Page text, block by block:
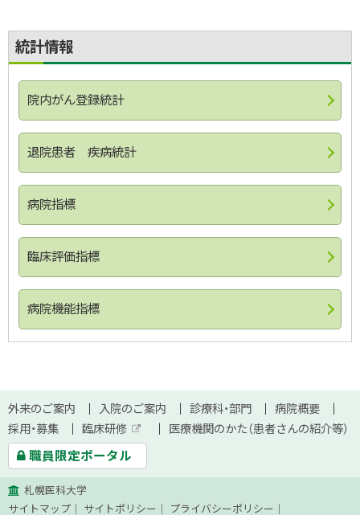
ト
ッ
プ
戻
る
統計情報
院内がん登録統計
退院患者 疾病統計
病院指標
臨床評価指標
病院機能指標
ッ
プ
に
戻
本
文
へ
サ
イ
ト
マ
外来のご案内 入院のご案内 診療科・部門
病院概要
採用・募集
臨床研修
外
サ
医療機関のかた（患者さんの紹介等）
職員限定ポータル
札幌医科大学
サイトマップ
サイトポリシー プライバシーポリシー